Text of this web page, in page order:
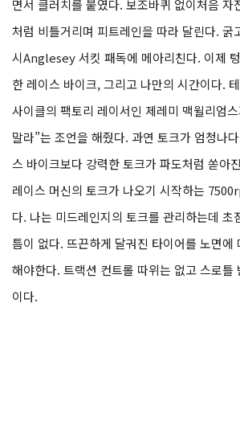
면서 클러치를 붙였다. 보조바퀴 없이처음 자
처럼 비틀거리며 피트레인을 따라 달린다. 굵
시Anglesey 서킷 패독에 메아리친다. 이제
한 레이스 바이크, 그리고 나만의 시간이다.
사이클의 팩토리 레이서인 제레미 맥윌리엄
말라”는 조언을 해줬다. 과연 토크가 엄청나
스 바이크보다 강력한 토크가 파도처럼 쏟아
레이스 머신의 토크가 나오기 시작하는
다. 나는 미드레인지의 토크를 관리하는데 초
틈이 없다. 뜨끈하게 달궈진 타이어를 노면에
해야한다. 트랙션 컨트롤 따위는 없고 스로틀
이다.